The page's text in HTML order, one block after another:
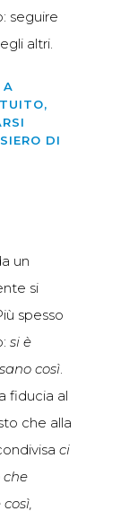
seguire
altri.
A
DI
un
si
spesso
si è
così.
fiducia al
che alla
ci